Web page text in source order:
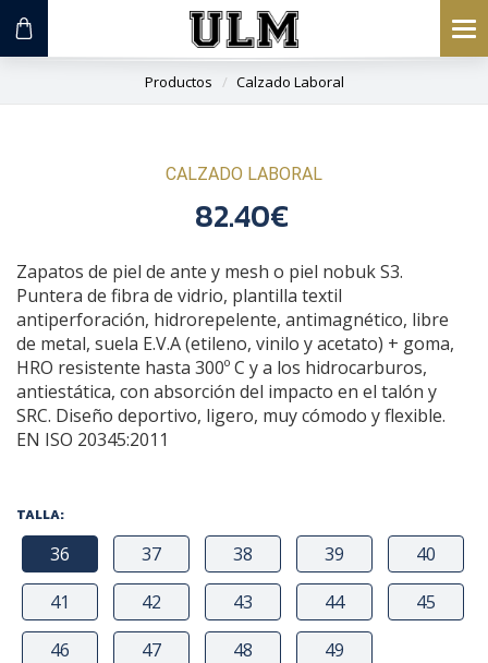
Productos Calzado Laboral
CALZADO LABORAL
82.40€
Zapatos de piel de ante y mesh o piel nobuk S3.
Puntera de fibra de vidrio, plantilla textil
antiperforación, hidrorepelente, antimagnético, libre
de metal, suela E.V.A (etileno, vinilo y acetato) + goma,
HRO resistente hasta 300º C y a los hidrocarburos,
antiestática, con absorción del impacto en el talón y
SRC. Diseño deportivo, ligero, muy cómodo y flexible.
EN ISO 20345:2011
TALLA:
36 37 38 39
40
41
42 43 44
45
46
47 48 49